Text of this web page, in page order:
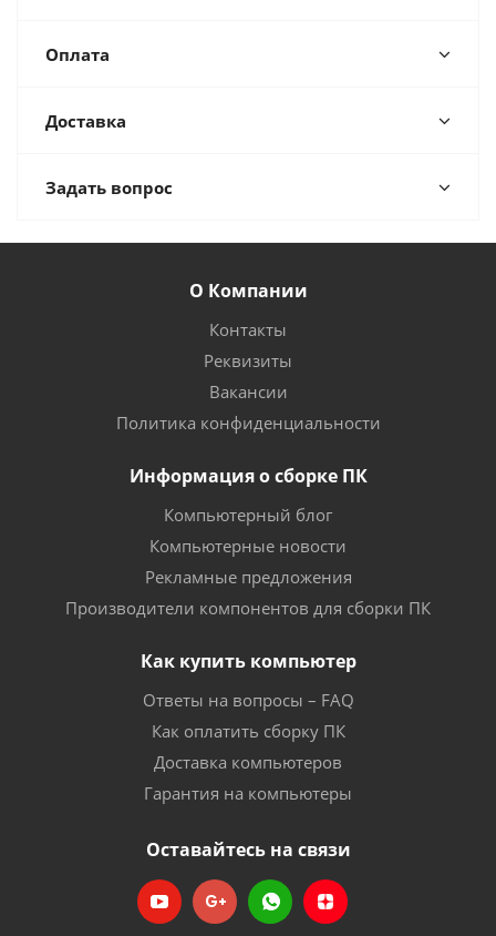
Оплата
Доставка
Задать вопрос
О Компании
Контакты
Реквизиты
Вакансии
Политика конфиденциальности
Информация о сборке ПК
Компьютерный блог
Компьютерные новости
Рекламные предложения
Производители компонентов для сборки ПК
Как купить компьютер
Ответы на вопросы – FAQ
Как оплатить сборку ПК
Доставка компьютеров
Гарантия на компьютеры
Оставайтесь на связи